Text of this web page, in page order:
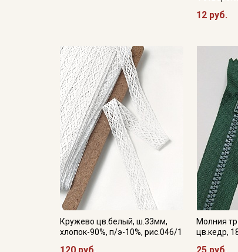
12 руб.
Кружево цв.белый, ш.33мм,
хлопок-90%, п/э-10%, рис.046/1
Молния
цв.кедр,